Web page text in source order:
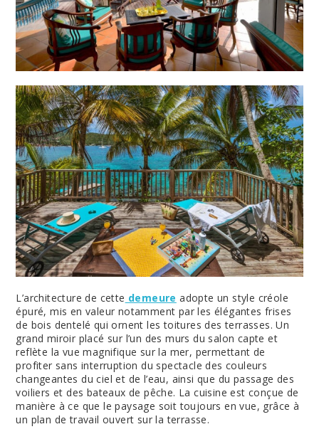
L’architecture de cette demeure adopte un style créole
épuré, mis en valeur notamment par les élégantes frises
de bois dentelé qui ornent les toitures des terrasses. Un
grand miroir placé sur l’un des murs du salon capte et
reflète la vue magnifique sur la mer, permettant de
profiter sans interruption du spectacle des couleurs
changeantes du ciel et de l’eau, ainsi que du passage des
voiliers et des bateaux de pêche. La cuisine est conçue de
manière à ce que le paysage soit toujours en vue, grâce à
un plan de travail ouvert sur la terrasse.